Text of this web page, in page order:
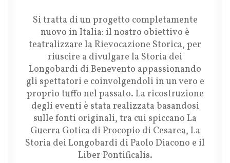
Si tratta di un progetto completamente
nuovo in Italia: il nostro obiettivo è
teatralizzare la Rievocazione Storica, per
riuscire a divulgare la Storia dei
Longobardi di Benevento appassionando
gli spettatori e coinvolgendoli in un vero e
proprio tuffo nel passato. La ricostruzione
degli eventi è stata realizzata basandosi
sulle fonti originali, tra cui spiccano La
Guerra Gotica di Procopio di Cesarea, La
Storia dei Longobardi di Paolo Diacono e il
Liber Pontificalis.